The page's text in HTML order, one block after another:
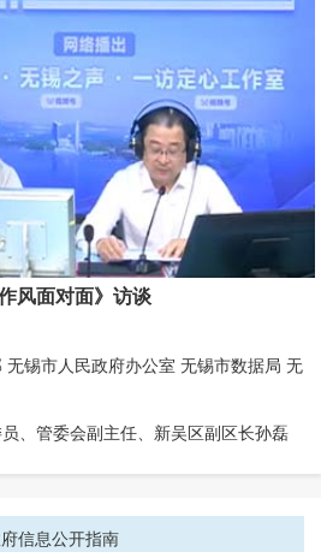
风面对面》访谈
无锡市人民政府办公室 无锡市数据局 无
、管委会副主任、新吴区副区长孙磊
信息公开指南